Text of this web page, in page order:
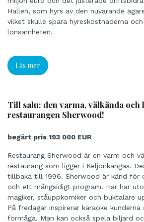
Hallen, som hyrs av den nuvarande
vilket skulle spara hyreskostnaderna
lönsamheten.
Läs mer
Till salu: den varma, välkända och
restaurangen Sherwood!
begärt pris 193 000 EUR
Restaurang Sherwood är en varm och
restaurang som ligger i Keljonkangas.
tillbaka till 1996. Sherwood är känd för
och ett mångsidigt program. Här har
magiker, ståuppkomiker och buktalare
På fredagar inspirerar karaoke
förmåga. Man kan också spela biljard